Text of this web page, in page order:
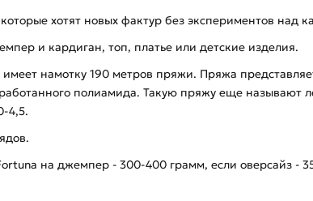
хотят новых фактур без экспериментов над
и кардиган, топ, платье или детские изделия.
намотку 190 метров пряжи. Пряжа
полиамида. Такую пряжу еще
4,5.
на джемпер - 300-400 грамм, если оверсайз -